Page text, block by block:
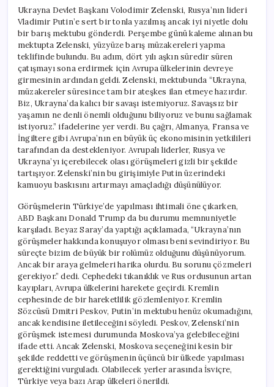
mi?
için
Ukrayna Devlet Başkanı Volodimir Zelenski, Rusya’nın lideri
Vladimir Putin’e sert bir tonla yazılmış ancak iyi niyetle dolu
bir barış mektubu gönderdi. Perşembe günü kaleme alınan bu
mektupta Zelenski, yüzyüze barış müzakereleri yapma
teklifinde bulundu. Bu adım, dört yılı aşkın süredir süren
çatışmayı sona erdirmek için Avrupa ülkelerinin devreye
girmesinin ardından geldi. Zelenski, mektubunda “Ukrayna,
müzakereler süresince tam bir ateşkes ilan etmeye hazırdır.
Biz, Ukrayna’da kalıcı bir savaşı istemiyoruz. Savaşsız bir
yaşamın ne denli önemli olduğunu biliyoruz ve bunu sağlamak
istiyoruz.” ifadelerine yer verdi. Bu çağrı, Almanya, Fransa ve
İngiltere gibi Avrupa’nın en büyük üç ekonomisinin yetkilileri
tarafından da destekleniyor. Avrupalı liderler, Rusya ve
Ukrayna’yı içerebilecek olası görüşmeleri gizli bir şekilde
tartışıyor. Zelenski’nin bu girişimiyle Putin üzerindeki
kamuoyu baskısını artırmayı amaçladığı düşünülüyor.
Görüşmelerin Türkiye’de yapılması ihtimali öne çıkarken,
ABD Başkanı Donald Trump da bu durumu memnuniyetle
karşıladı. Beyaz Saray’da yaptığı açıklamada, “Ukrayna’nın
görüşmeler hakkında konuşuyor olması beni sevindiriyor. Bu
süreçte bizim de büyük bir rolümüz olduğunu düşünüyorum.
Ancak bir araya gelmeleri harika olurdu. Bu sorunu çözmeleri
gerekiyor.” dedi. Cephedeki tıkanıklık ve Rus ordusunun artan
kayıpları, Avrupa ülkelerini harekete geçirdi. Kremlin
cephesinde de bir hareketlilik gözlemleniyor. Kremlin
Sözcüsü Dmitri Peskov, Putin’in mektubu henüz okumadığını,
ancak kendisine iletileceğini söyledi. Peskov, Zelenski’nin
görüşmek istemesi durumunda Moskova’ya gelebileceğini
ifade etti. Ancak Zelenski, Moskova seçeneğini kesin bir
şekilde reddetti ve görüşmenin üçüncü bir ülkede yapılması
gerektiğini vurguladı. Olabilecek yerler arasında İsviçre,
Türkiye veya bazı Arap ülkeleri önerildi.